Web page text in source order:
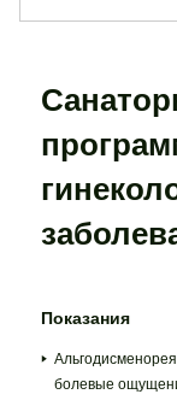
Показания
болевые